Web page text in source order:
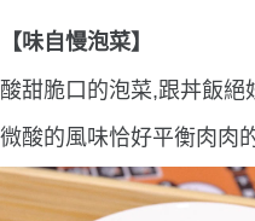
【味自慢泡菜】
酸甜脆口的泡菜,跟丼飯絕
微酸的風味恰好平衡肉肉